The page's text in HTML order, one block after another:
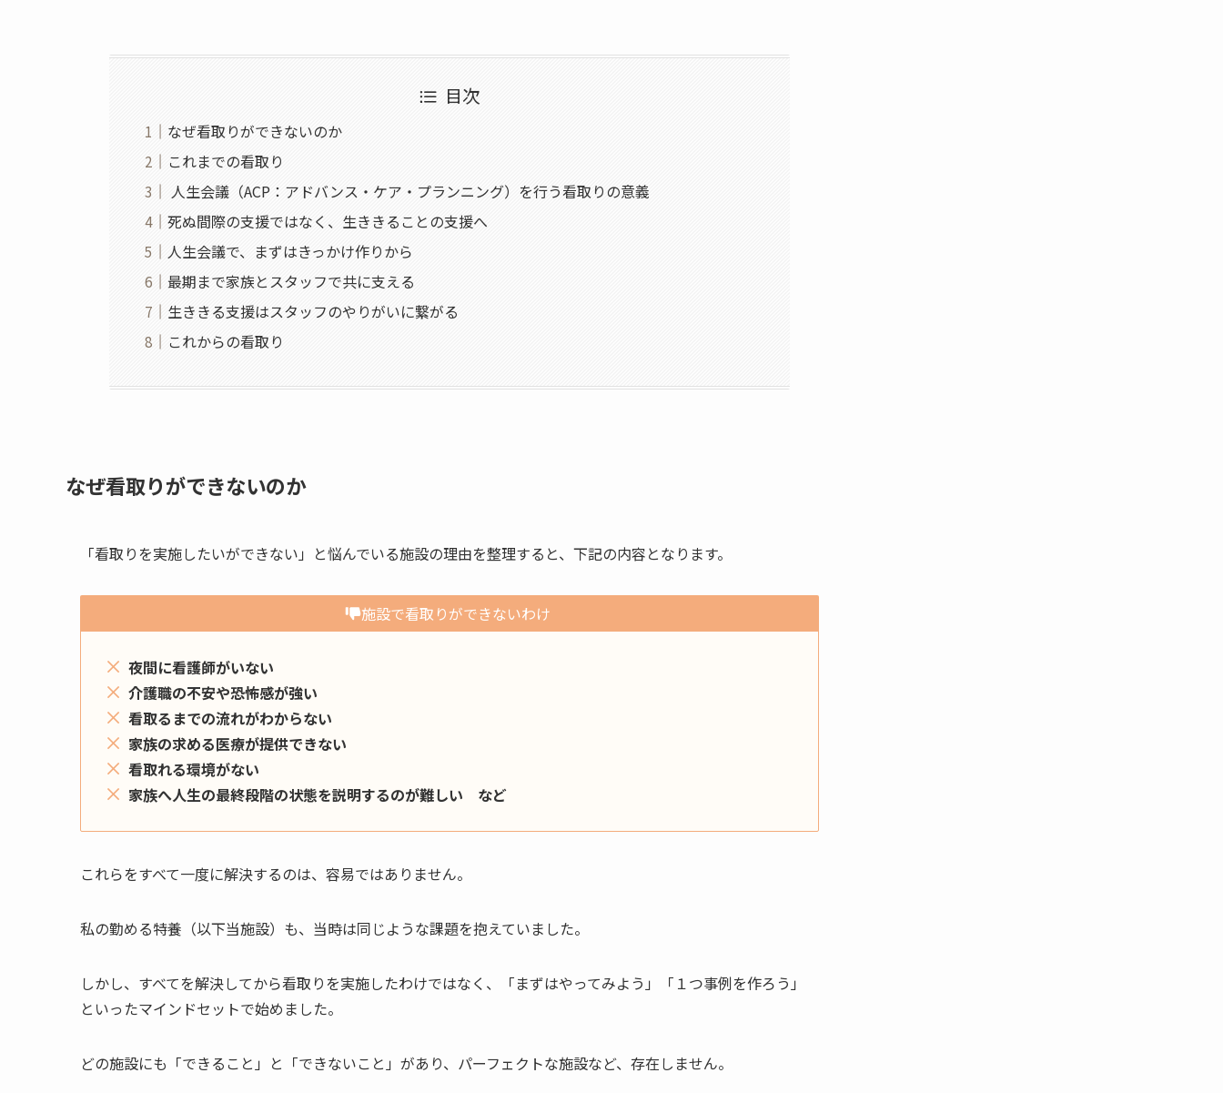
目次
なぜ看取りができないのか
これまでの看取り
人生会議（ACP：アドバンス・ケア・プランニング）を行う看取りの意義
死ぬ間際の支援ではなく、生ききることの支援へ
人生会議で、まずはきっかけ作りから
最期まで家族とスタッフで共に支える
生ききる支援はスタッフのやりがいに繋がる
これからの看取り
なぜ看取りができないのか
「看取りを実施したいができない」と悩んでいる施設の理由を整理すると、下記の内容となります。
施設で看取りができないわけ
夜間に看護師がいない
介護職の不安や恐怖感が強い
看取るまでの流れがわからない
家族の求める医療が提供できない
看取れる環境がない
家族へ人生の最終段階の状態を説明するのが難しい など
これらをすべて一度に解決するのは、容易ではありません。
私の勤める特養（以下当施設）も、当時は同じような課題を抱えていました。
しかし、すべてを解決してから看取りを実施したわけではなく、「まずはやってみよう」「１つ事例を作ろう」
といったマインドセットで始めました。
どの施設にも「できること」と「できないこと」があり、パーフェクトな施設など、存在しません。